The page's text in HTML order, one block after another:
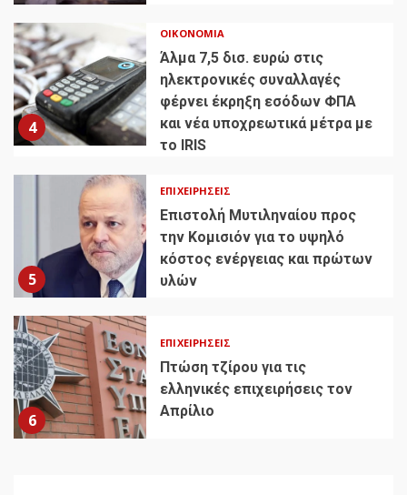
4
ΟΙΚΟΝΟΜΊΑ
Άλμα 7,5 δισ. ευρώ στις
ηλεκτρονικές συναλλαγές
φέρνει έκρηξη εσόδων ΦΠΑ
και νέα υποχρεωτικά μέτρα με
το IRIS
5
ΕΠΙΧΕΙΡΉΣΕΙΣ
Επιστολή Μυτιληναίου προς
την Κομισιόν για το υψηλό
κόστος ενέργειας και πρώτων
υλών
6
ΕΠΙΧΕΙΡΉΣΕΙΣ
Πτώση τζίρου για τις
ελληνικές επιχειρήσεις τον
Απρίλιο